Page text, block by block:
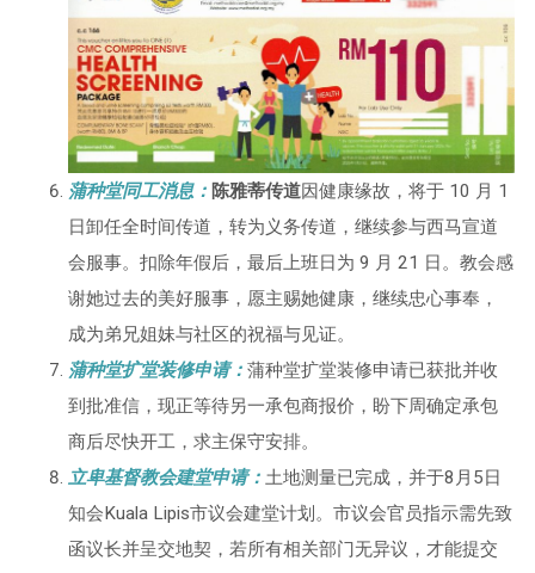
蒲种堂同工消息： 陈雅蒂传道因健康缘故，将于 10 月 1
日卸任全时间传道，转为义务传道，继续参与西马宣道
会服事。扣除年假后，最后上班日为 9 月 21 日。教会感
谢她过去的美好服事，愿主赐她健康，继续忠心事奉，
成为弟兄姐妹与社区的祝福与见证。
蒲种堂扩堂装修申请： 蒲种堂扩堂装修申请已获批并收
到批准信，现正等待另一承包商报价，盼下周确定承包
商后尽快开工，求主保守安排。
立卑基督教会建堂申请： 土地测量已完成，并于8月5日
知会Kuala Lipis市议会建堂计划。市议会官员指示需先致
函议长并呈交地契，若所有相关部门无异议，才能提交